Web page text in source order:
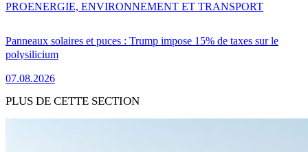
Panneaux solaires et puces : Trump impose 15% de taxes sur le
polysilicium
07.08.2026
PROENERGIE, ENVIRONNEMENT ET TRANSPORT
PLUS DE CETTE SECTION